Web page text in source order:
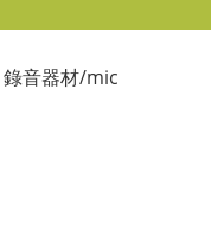
錄音器材/mic